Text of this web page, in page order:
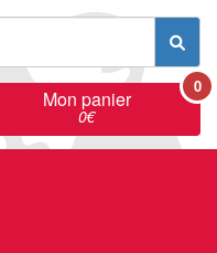
Mon panier
0€
0